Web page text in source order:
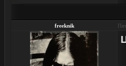
freeknik